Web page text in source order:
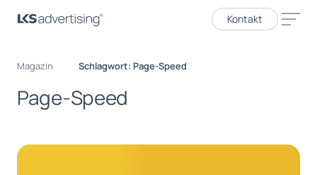
Kontakt
Magazin Schlagwort: Page-Speed
Page-Speed